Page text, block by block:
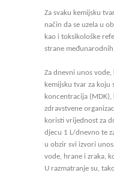
Za svaku kemijsku
način da se uzela u
kao i toksikološke
strane
Za dnevni unos
kemijsku tvar za koju
koncentracija
zdravstvene
koristi vrijednost za
djecu 1 L/dnevno te
u obzir svi izvori
vode, hrane i zraka,
U razmatranje su,